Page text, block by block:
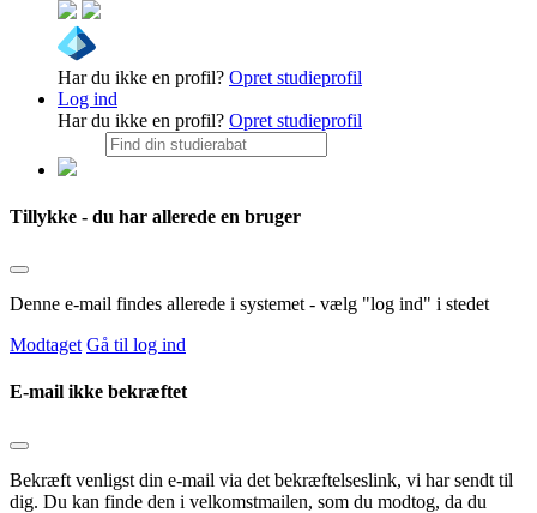
Har du ikke en profil? Opret studieprofil
Log ind
Har du ikke en profil? Opret studieprofil
Tillykke - du har allerede en bruger
Denne e-mail findes allerede i systemet - vælg "log ind" i stedet
Modtaget Gå til log ind
E-mail ikke bekræftet
Bekræft venligst din e-mail via det bekræftelseslink, vi har sendt til
dig. Du kan finde den i velkomstmailen, som du modtog, da du